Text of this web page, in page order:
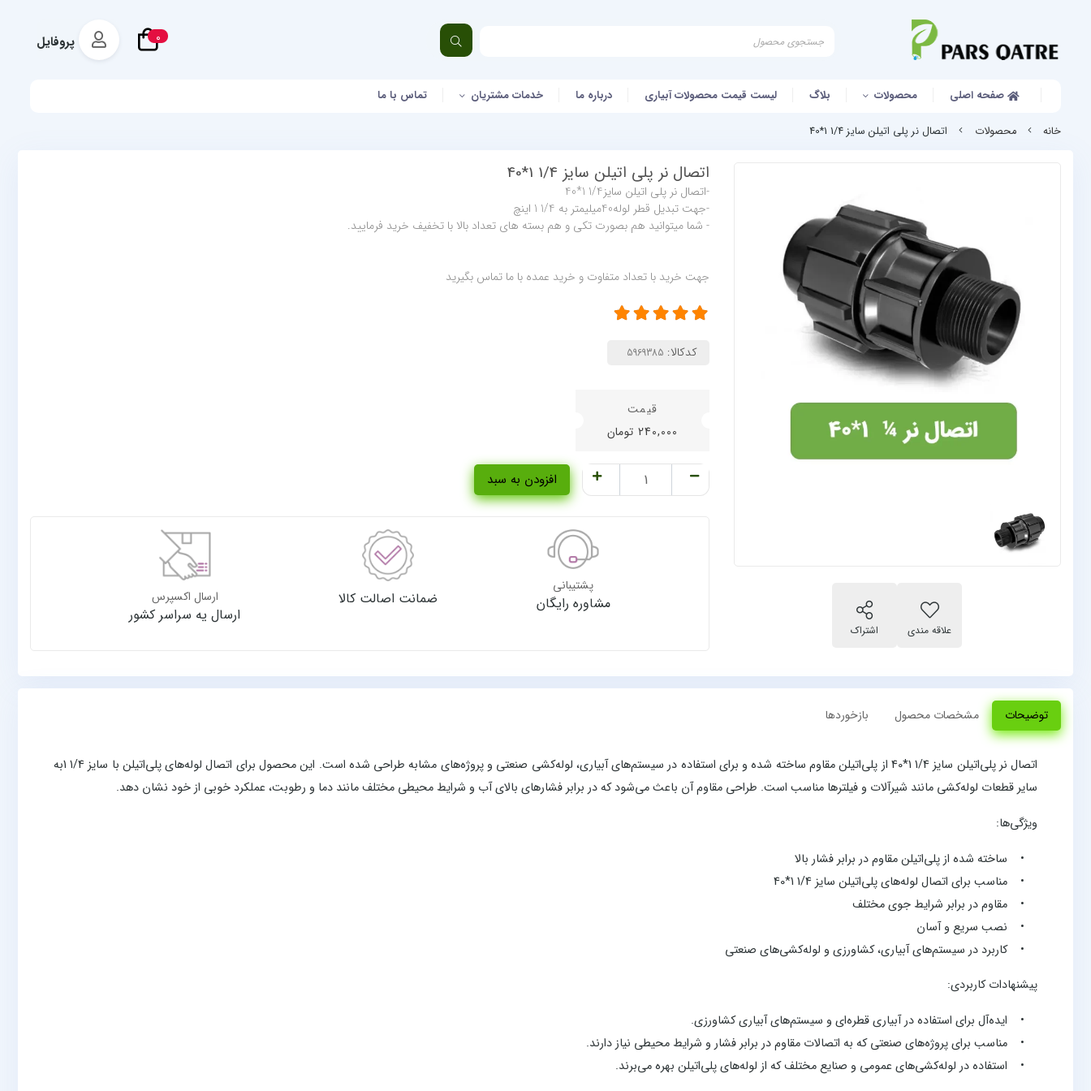
0 پروفایل
صفحه اصلی محصولات بلاگ لیست قیمت محصولات آبیاری درباره ما خدمات مشتریان تماس با ما
خانه محصولات اتصال نر پلی اتیلن سایز 1/4 1*40
اتصال نر پلی اتیلن سایز 1/4 1*40
-اتصال نر پلی اتیلن سایز1/4 1*40
-جهت تبدیل قطر لوله40میلیمتر به 1/4 1 اینچ
- شما میتوانید هم بصورت تکی و هم بسته های تعداد بالا با تخفیف خرید فرمایید.
جهت خرید با تعداد متفاوت و خرید عمده با ما تماس بگیرید
کدکالا:
240,000 تومان
افزودن به سبد
پشتیبانی
مشاوره رایگان ضمانت اصالت کالا ارسال اکسپرس
ارسال یه سراسر کشور
توضیحات مشخصات محصول بازخوردها
اتصال نر پلی‌اتیلن سایز 1/4 1*40 از پلی‌اتیلن مقاوم ساخته شده و برای استفاده در سیستم‌های آبیاری، لوله‌کشی صنعتی و پروژه‌های مشابه طراحی شده است. این محصول برای اتصال لوله‌های پلی‌اتیلن با سایز 1/4 1به
سایر قطعات لوله‌کشی مانند شیرآلات و فیلترها مناسب است. طراحی مقاوم آن باعث می‌شود که در برابر فشارهای بالای آب و شرایط محیطی مختلف مانند دما و رطوبت، عملکرد خوبی از خود نشان دهد.
ویژگی‌ها:
• ساخته شده از پلی‌اتیلن مقاوم در برابر فشار بالا
• مناسب برای اتصال لوله‌های پلی‌اتیلن سایز 1/4 1*40
• مقاوم در برابر شرایط جوی مختلف
• نصب سریع و آسان
• کاربرد در سیستم‌های آبیاری، کشاورزی و لوله‌کشی‌های صنعتی
پیشنهادات کاربردی:
• ایده‌آل برای استفاده در آبیاری قطره‌ای و سیستم‌های آبیاری کشاورزی.
• مناسب برای پروژه‌های صنعتی که به اتصالات مقاوم در برابر فشار و شرایط محیطی نیاز دارند.
• استفاده در لوله‌کشی‌های عمومی و صنایع مختلف که از لوله‌های پلی‌اتیلن بهره می‌برند.